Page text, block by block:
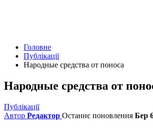
Головне
Публікації
Народные средства от поноса
Народные средства от
Публікації
Автор Редактор Останнє поновлення Бер